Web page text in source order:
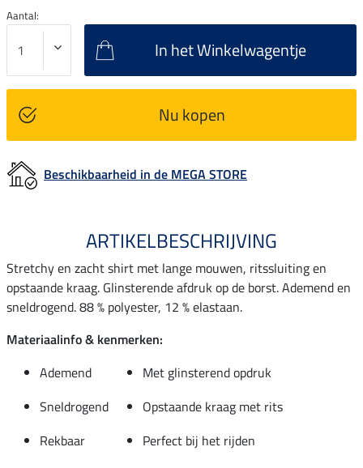
Aantal:
In het Winkelwagentje
Nu kopen
Beschikbaarheid in de MEGA STORE
ARTIKELBESCHRIJVING
Stretchy en zacht shirt met lange mouwen, ritssluiting en
opstaande kraag. Glinsterende afdruk op de borst. Ademend en
sneldrogend. 88 % polyester, 12 % elastaan.
Materiaalinfo & kenmerken:
Ademend
Met glinsterend opdruk
Sneldrogend
Opstaande kraag met rits
Rekbaar
Perfect bij het rijden